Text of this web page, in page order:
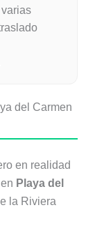
del Carmen
en realidad
Playa del
la Riviera